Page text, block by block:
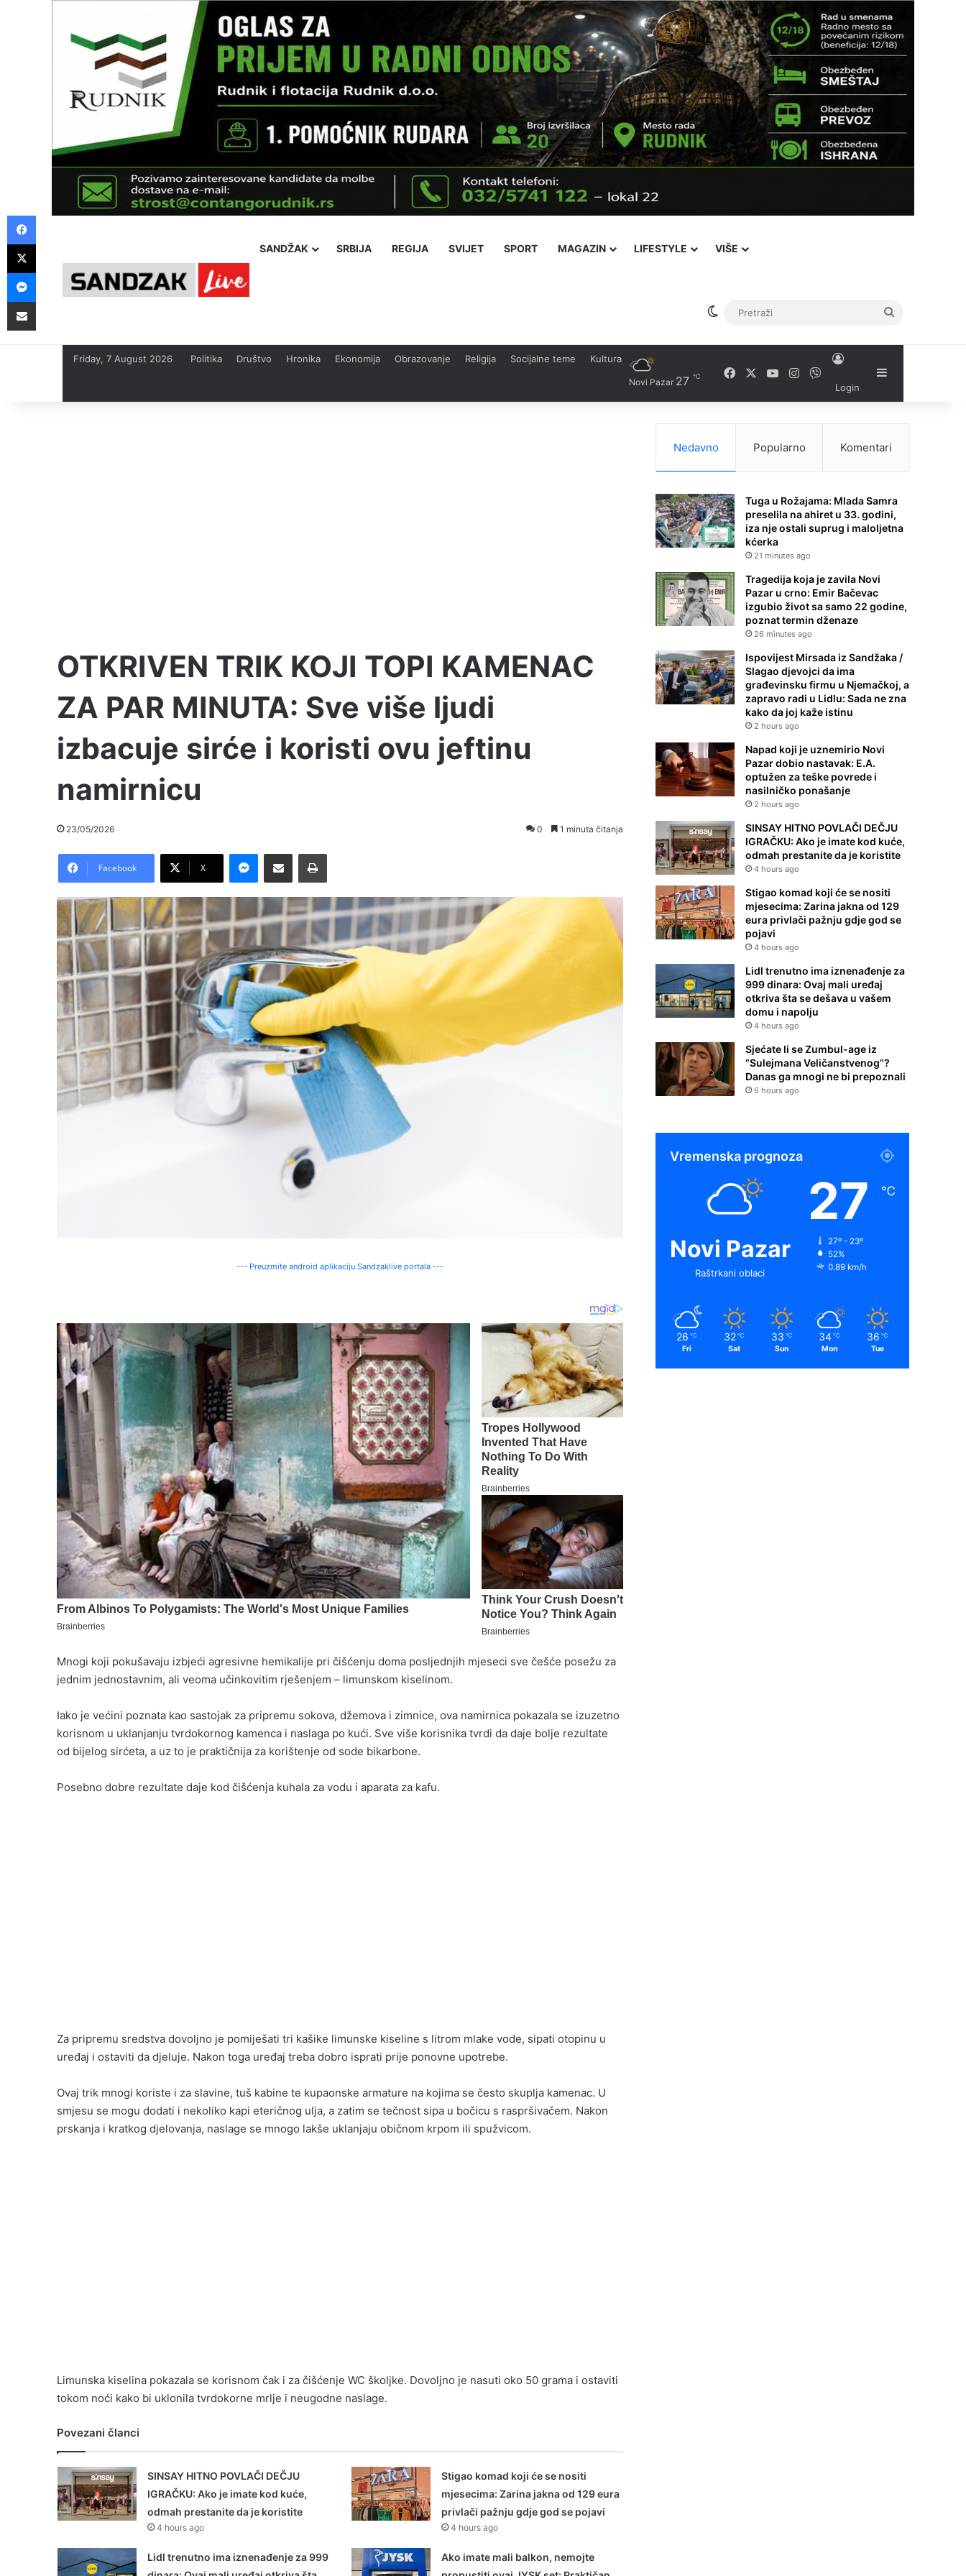
SANDŽAK SRBIJA REGIJA SVIJET SPORT MAGAZIN LIFESTYLE VIŠE
Switch skin
Friday, 7 August 2026 Politika Društvo Hronika Ekonomija Obrazovanje Religija Socijalne teme Kultura
Novi Pazar 27 ℃ FacebookYouTubeInstagram
Login
Sidebar
OTKRIVEN TRIK KOJI TOPI KAMENAC
ZA PAR MINUTA: Sve više ljudi
izbacuje sirće i koristi ovu jeftinu
namirnicu
23/05/2026 0 1 minuta čitanja
Facebook X
Messenger
Pošalji preko E-Maila Printaj
--- Preuzmite android aplikaciju Sandzaklive portala ---
Mnogi koji pokušavaju izbjeći agresivne hemikalije pri čišćenju doma posljednjih mjeseci sve češće posežu za
jednim jednostavnim, ali veoma učinkovitim rješenjem – limunskom kiselinom.
Iako je većini poznata kao sastojak za pripremu sokova, džemova i zimnice, ova namirnica pokazala se izuzetno
korisnom u uklanjanju tvrdokornog kamenca i naslaga po kući. Sve više korisnika tvrdi da daje bolje rezultate
od bijelog sirćeta, a uz to je praktičnija za korištenje od sode bikarbone.
Posebno dobre rezultate daje kod čišćenja kuhala za vodu i aparata za kafu.
Za pripremu sredstva dovoljno je pomiješati tri kašike limunske kiseline s litrom mlake vode, sipati otopinu u
uređaj i ostaviti da djeluje. Nakon toga uređaj treba dobro isprati prije ponovne upotrebe.
Ovaj trik mnogi koriste i za slavine, tuš kabine te kupaonske armature na kojima se često skuplja kamenac. U
smjesu se mogu dodati i nekoliko kapi eteričnog ulja, a zatim se tečnost sipa u bočicu s raspršivačem. Nakon
prskanja i kratkog djelovanja, naslage se mnogo lakše uklanjaju običnom krpom ili spužvicom.
Limunska kiselina pokazala se korisnom čak i za čišćenje WC školjke. Dovoljno je nasuti oko 50 grama i ostaviti
tokom noći kako bi uklonila tvrdokorne mrlje i neugodne naslage.
Povezani članci
SINSAY HITNO POVLAČI DEČJU
IGRAČKU: Ako je imate kod kuće,
odmah prestanite da je koristite
4 hours ago
Stigao komad koji će se nositi
mjesecima: Zarina jakna od 129 eura
privlači pažnju gdje god se pojavi
4 hours ago
Lidl trenutno ima iznenađenje za 999
Ako imate mali balkon, nemojte
Nedavno Popularno Komentari
Tuga u Rožajama: Mlada Samra
preselila na ahiret u 33. godini,
iza nje ostali suprug i maloljetna
kćerka
21 minutes ago
Tragedija koja je zavila Novi
Pazar u crno: Emir Bačevac
izgubio život sa samo 22 godine,
poznat termin dženaze
26 minutes ago
Ispovijest Mirsada iz Sandžaka /
Slagao djevojci da ima
građevinsku firmu u Njemačkoj, a
zapravo radi u Lidlu: Sada ne zna
kako da joj kaže istinu
2 hours ago
Napad koji je uznemirio Novi
Pazar dobio nastavak: E.A.
optužen za teške povrede i
nasilničko ponašanje
2 hours ago
SINSAY HITNO POVLAČI DEČJU
IGRAČKU: Ako je imate kod kuće,
odmah prestanite da je koristite
4 hours ago
Stigao komad koji će se nositi
mjesecima: Zarina jakna od 129
eura privlači pažnju gdje god se
pojavi
4 hours ago
Lidl trenutno ima iznenađenje za
999 dinara: Ovaj mali uređaj
otkriva šta se dešava u vašem
domu i napolju
4 hours ago
Sjećate li se Zumbul-age iz
“Sulejmana Veličanstvenog”?
Danas ga mnogi ne bi prepoznali
6 hours ago
Vremenska prognoza
Novi Pazar
Raštrkani oblaci
27 ℃
27º - 23º
52%
0.89 km/h
26 ℃
Fri
32 ℃
Sat
33 ℃
Sun
34 ℃
Mon
36 ℃
Tue
Facebook
X
Messenger
Pošalji preko E-Maila